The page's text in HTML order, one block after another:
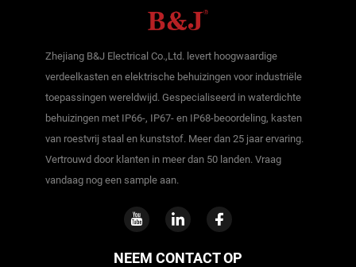
Zhejiang B&J Electrical Co.,Ltd. levert hoogwaardige
verdeelkasten en elektrische behuizingen voor industriële
toepassingen wereldwijd. Gespecialiseerd in waterdichte
behuizingen met IP66-, IP67- en IP68-beoordeling, kasten
van roestvrij staal en kunststof. Meer dan 25 jaar ervaring.
Vertrouwd door klanten in meer dan 50 landen. Vraag
vandaag nog een sample aan.
NEEM CONTACT OP